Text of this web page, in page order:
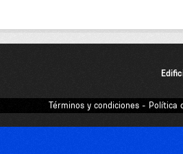
Términos y condiciones - Política